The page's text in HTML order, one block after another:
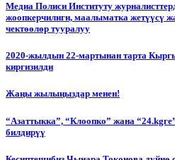
Медиа Полиси Институту
жоопкерчилиги, маалыматка жетүүсү
чектөөлөр тууралуу
2020-жылдын 22-мартынан тарта
киргизилди
Жаңы жылыңыздар менен!
“Азаттыкка”, “Клоопко” жана
билдирүү